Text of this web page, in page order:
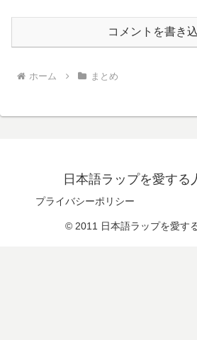
コメントを書き
ホーム まとめ
日本語ラップを愛する
プライバシーポリシー
© 2011 日本語ラップを愛す